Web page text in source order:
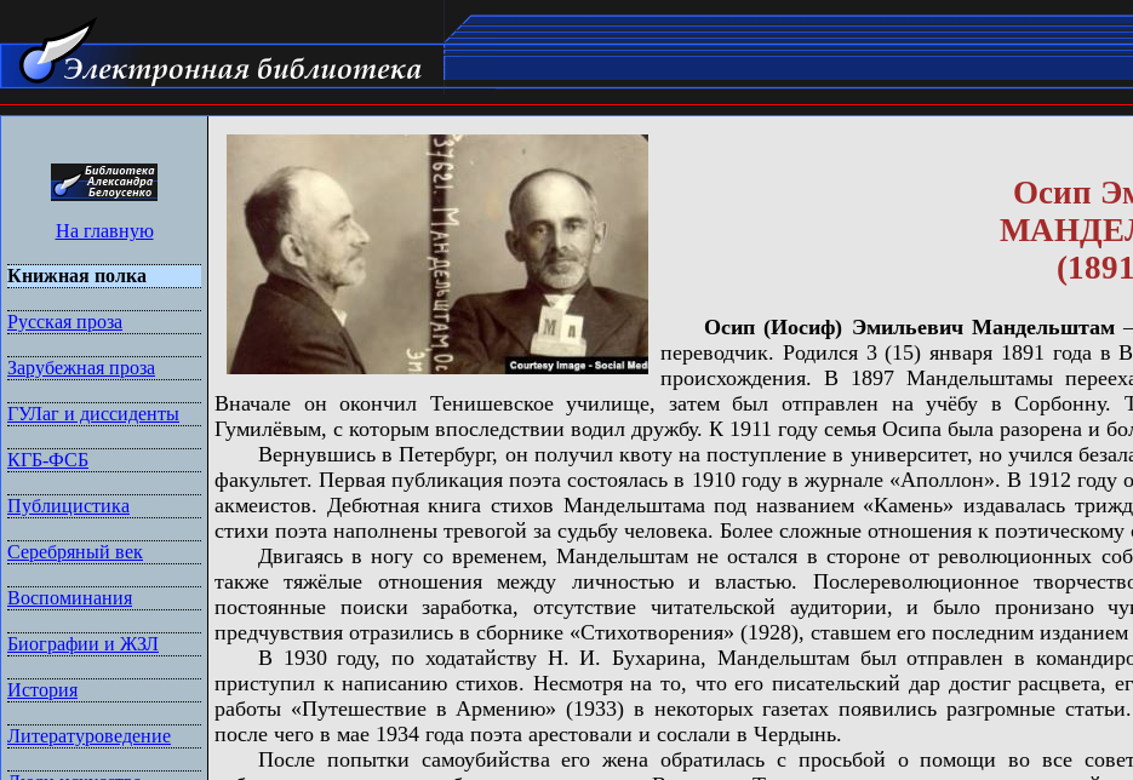
На главную
Книжная полка
Русская проза
Зарубежная проза
ГУЛаг и диссиденты
КГБ-ФСБ
Публицистика
Серебряный век
Воспоминания
Биографии и ЖЗЛ
История
Литературоведение
Осип
Осип (Иосиф) Эмильевич Мандельштам
переводчик. Родился 3 (15) января 1891 года в
происхождения. В 1897 Мандельштамы
Вначале он окончил Тенишевское училище, затем был отправлен на учёбу в Сорбонну.
Гумилёвым, с которым впоследствии водил дружбу. К 1911 году семья Осипа была разорена и
Вернувшись в Петербург, он получил квоту на поступление в университет, но учился
факультет. Первая публикация поэта состоялась в 1910 году в журнале «Аполлон». В 1912
акмеистов. Дебютная книга стихов Мандельштама под названием «Камень» издавалась
стихи поэта наполнены тревогой за судьбу человека. Более сложные отношения к
Двигаясь в ногу со временем, Мандельштам не остался в стороне от революционных
также тяжёлые отношения между личностью и властью. Послереволюционное
постоянные поиски заработка, отсутствие читательской аудитории, и было пронизано
предчувствия отразились в сборнике «Стихотворения» (1928), ставшем его последним
В 1930 году, по ходатайству Н. И. Бухарина, Мандельштам был отправлен в
приступил к написанию стихов. Несмотря на то, что его писательский дар достиг расцвета,
работы «Путешествие в Армению» (1933) в некоторых газетах появились разгромные
после чего в мае 1934 года поэта арестовали и сослали в Чердынь.
После попытки самоубийства его жена обратилась с просьбой о помощи во все